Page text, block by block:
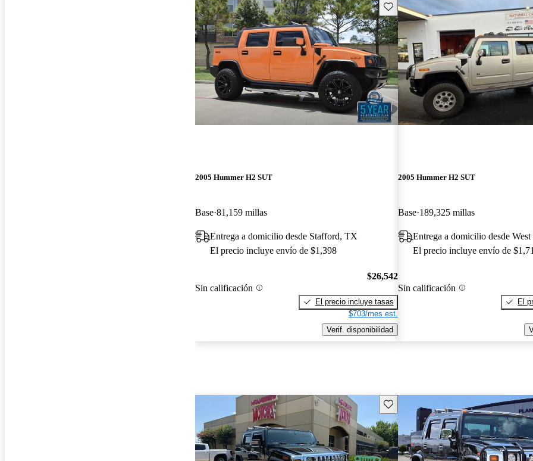
Guarda este Aviso
2005 Hummer H2 SUT
Base 81,159 millas
Entrega a domicilio desde Stafford, TX
El precio incluye envío de $1,398
Sin calificación
$26,542
El precio incluye tasas
$703/mes est.
Verif. disponibilidad
2005 Hummer H2 SUT
Base 189,325 millas
Entrega a domicilio desde
El precio incluye envío de
Sin calificación
El
Guarda este Aviso